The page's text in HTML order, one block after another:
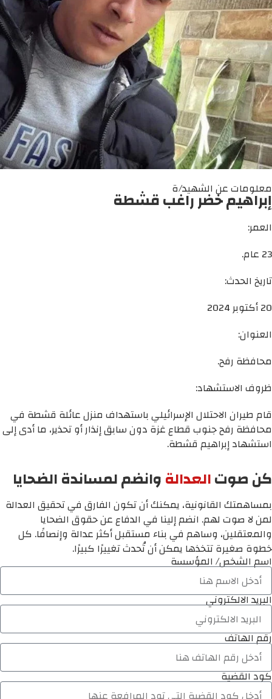
معلومات عن الشهيد/ة
إبراهيم خضر راغب قشطة
العمر:
23 عام.
تاريخ الحدث:
20 أكتوبر 2024
العنوان:
محافظة رفح.
ظروف الاستشهاد:
قام طيران الاحتلال الإسرائيلي باستهداف منزل عائلة قشطة في
محافظة رفح جنوب قطاع غزة دون سابق إنذار أو تحذير، ما أدى إلى
استشهاد إبراهيم قشطة.
كن صوتالعدالةوانضم لمساندة الضحايا
بمساهمتك القانونية، يمكنك أن تكون الفارق في تحقيق العدالة
لمن لا صوت لهم. انضم إلينا في الدفاع عن حقوق الضحايا
والمعتقلين، وساهم في بناء مستقبل أكثر عدالة وإنصافًا. كل
خطوة صغيرة تتخذها يمكن أن تُحدث تغييرًا كبيرًا.
اسم الشخص/ المؤسسة
البريد الالكتروني
رقم الهاتف
كود القضية